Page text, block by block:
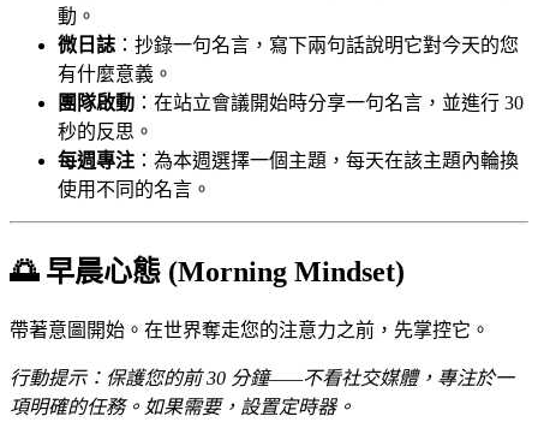
動。
微日誌 ：抄錄一句名言，寫下兩句話說明它對今天的您
有什麼意義。
團隊啟動 ：在站立會議開始時分享一句名言，並進行 30
秒的反思。
每週專注 ：為本週選擇一個主題，每天在該主題內輪換
使用不同的名言。
🌅 早晨心態 (Morning Mindset)
帶著意圖開始。在世界奪走您的注意力之前，先掌控它。
行動提示：保護您的前 30 分鐘——不看社交媒體，專注於一
項明確的任務。如果需要，設置定時器。